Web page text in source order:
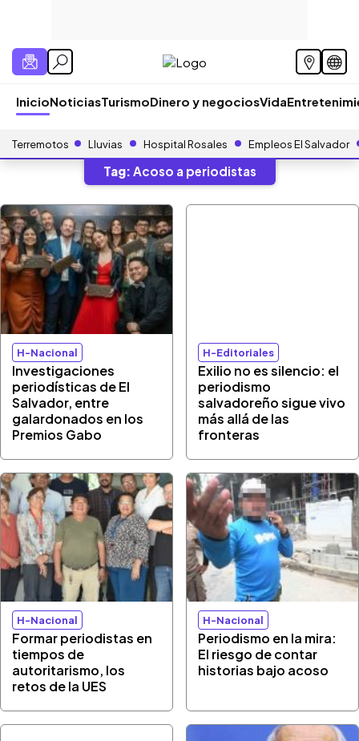
InicioNoticiasTurismoDinero y negociosVida
Terremotos Lluvias Hospital Rosales Empleos El Salvador
Tag: Acoso a periodistas
H-Nacional
Investigaciones
periodísticas de El
Salvador, entre
galardonados en los
Premios Gabo
H-Editoriales
Exilio no es silencio: el
periodismo
salvadoreño sigue vivo
más allá de las
fronteras
H-Nacional
Formar periodistas en
tiempos de
autoritarismo, los
retos de la UES
H-Nacional
Periodismo en la mira:
El riesgo de contar
historias bajo acoso